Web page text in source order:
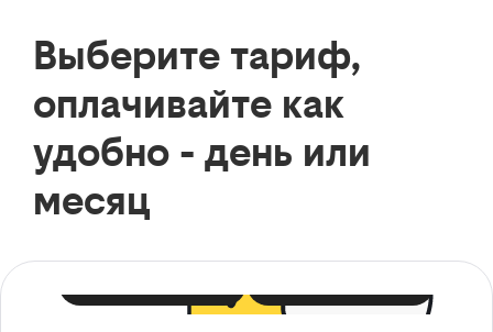
Выберите тариф,
оплачивайте как
удобно - день или
месяц